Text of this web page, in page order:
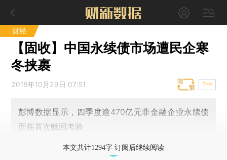
财经
【固收】中国永续债市场遭民企寒
冬挟裹
2018年10月29日 07:51 T中
彭博数据显示，四季度逾470亿元非金融企业永续债
面临首次赎回考验
本文共计1294字 订阅后继续阅读